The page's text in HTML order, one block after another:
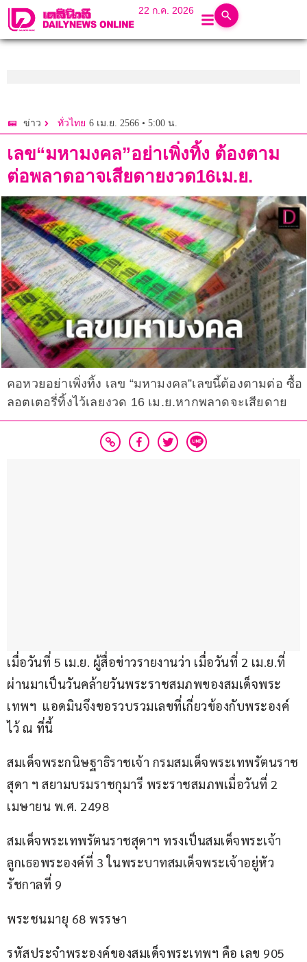
22 ก.ค. 2026
ข่าว ทั่วไทย 6 เม.ย. 2566 • 5:00 น.
เลข“มหามงคล”อย่าเพิ่งทิ้ง ต้องตาม
ต่อพลาดอาจเสียดายงวด16เม.ย.
คอหวยอย่าเพิ่งทิ้ง เลข “มหามงคล”เลขนี้ต้องตามต่อ ซื้อ
ลอตเตอรี่ทิ้งไว้เลยงวด 16 เม.ย.หากพลาดจะเสียดาย
เมื่อวันที่ 5 เม.ย. ผู้สื่อข่าวรายงานว่า เมื่อวันที่ 2 เม.ย.ที่
ผ่านมาเป็นวันคล้ายวันพระราชสมภพของสมเด็จพระ
เทพฯ  แอดมินจึงขอรวบรวมเลขที่เกี่ยวข้องกับพระองค์
ไว้ ณ ที่นี้
สมเด็จพระกนิษฐาธิราชเจ้า กรมสมเด็จพระเทพรัตนราช
สุดา ฯ สยามบรมราชกุมารี พระราชสมภพเมื่อวันที่ 2
เมษายน พ.ศ. 2498
สมเด็จพระเทพรัตนราชสุดาฯ ทรงเป็นสมเด็จพระเจ้า
ลูกเธอพระองค์ที่ 3 ในพระบาทสมเด็จพระเจ้าอยู่หัว
รัชกาลที่ 9
พระชนมายุ 68 พรรษา
รหัสประจำพระองค์ของสมเด็จพระเทพฯ คือ เลข 905